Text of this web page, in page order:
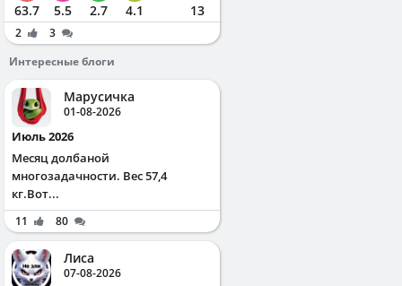
63.7 5.5 2.7 4.1 13
2
3
Интересные блоги
Марусичка
01-08-2026
Июль 2026
Месяц долбаной
многозадачности. Вес 57,4
кг.Вот...
11 80
Лиса
07-08-2026